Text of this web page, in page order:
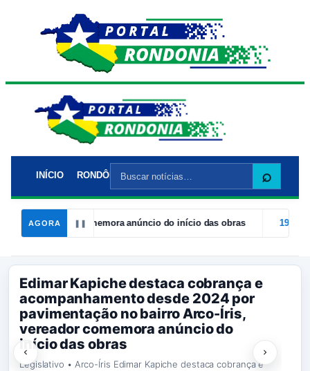
INÍCIO RONDÔNIA POLÍTICA CIDADES
Buscar
por:
⌕
AGORA ❚❚
comemora anúncio do início das obras 19:26 Atletas
Edimar Kapiche destaca cobrança e
acompanhamento desde 2024 por
pavimentação no bairro Arco-Íris,
vereador comemora anúncio do
início das obras
Legislativo • Arco-Íris Edimar Kapiche destaca cobrança e